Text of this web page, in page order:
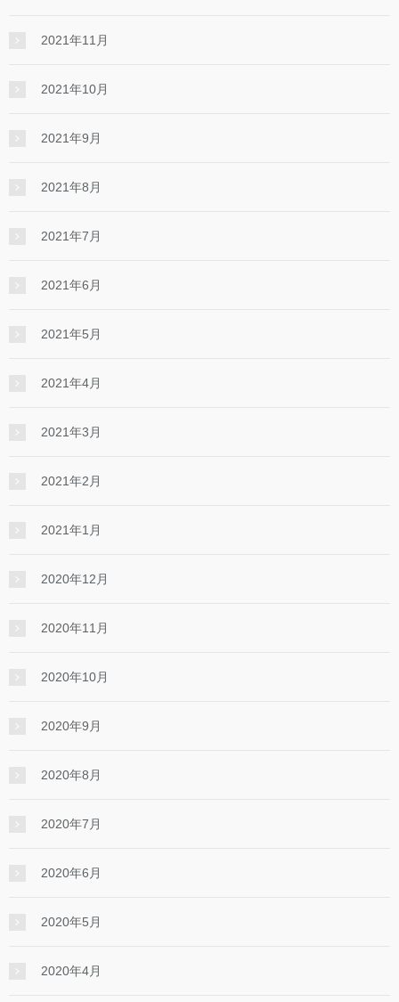
2021年11月
2021年10月
2021年9月
2021年8月
2021年7月
2021年6月
2021年5月
2021年4月
2021年3月
2021年2月
2021年1月
2020年12月
2020年11月
2020年10月
2020年9月
2020年8月
2020年7月
2020年6月
2020年5月
2020年4月